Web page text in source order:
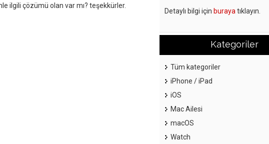
ilgili çözümü olan var mı? teşekkürler.
Detaylı bilgi için buraya tıklayın.
Kategoriler
Tüm kategoriler
iPhone / iPad
iOS
Mac Ailesi
macOS
Watch